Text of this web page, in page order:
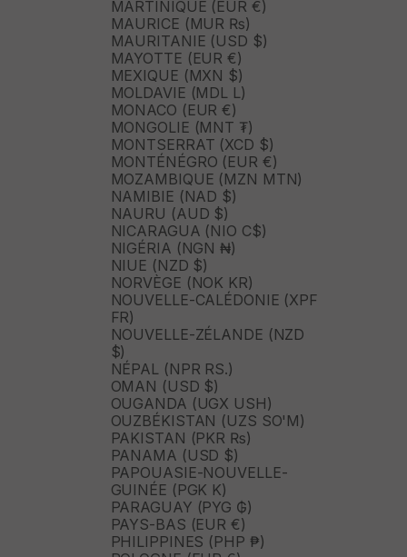
MARTINIQUE (EUR €)
MAURICE (MUR ₨)
MAURITANIE (USD $)
MAYOTTE (EUR €)
MEXIQUE (MXN $)
MOLDAVIE (MDL L)
MONACO (EUR €)
MONGOLIE (MNT ₮)
MONTSERRAT (XCD $)
MONTÉNÉGRO (EUR €)
MOZAMBIQUE (MZN MTN)
NAMIBIE (NAD $)
NAURU (AUD $)
NICARAGUA (NIO C$)
NIGÉRIA (NGN ₦)
NIUE (NZD $)
NORVÈGE (NOK KR)
NOUVELLE-CALÉDONIE (XPF
FR)
NOUVELLE-ZÉLANDE (NZD
$)
NÉPAL (NPR RS.)
OMAN (USD $)
OUGANDA (UGX USH)
OUZBÉKISTAN (UZS SO'M)
PAKISTAN (PKR ₨)
PANAMA (USD $)
PAPOUASIE-NOUVELLE-
GUINÉE (PGK K)
PARAGUAY (PYG ₲)
PAYS-BAS (EUR €)
PHILIPPINES (PHP ₱)